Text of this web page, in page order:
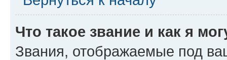
Что такое звание и как я
Звания, отображаемые под